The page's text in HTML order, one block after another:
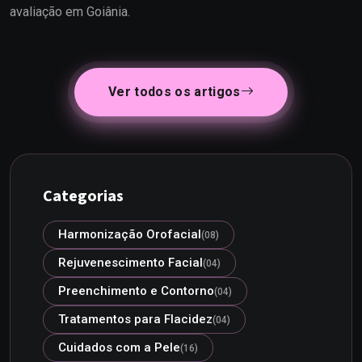
avaliação em Goiânia.
Ver todos os artigos
Categorias
Harmonização Orofacial(08)
Rejuvenescimento Facial(04)
Preenchimento e Contorno(04)
Tratamentos para Flacidez(04)
Cuidados com a Pele(16)